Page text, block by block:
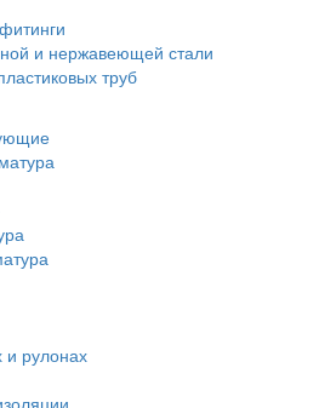
и нержавеющей стали
труб
и рулонах